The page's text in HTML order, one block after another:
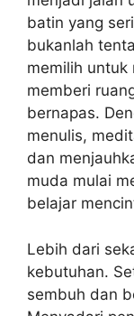
batin yang
bukanlah
memilih untuk
memberi
bernapas.
menulis,
dan
muda mulai
belajar
Lebih dari
kebutuhan.
sembuh dan